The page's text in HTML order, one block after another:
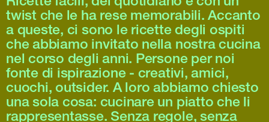
twist che le ha rese memorabili. Accanto
a queste, ci sono le ricette degli ospiti
che abbiamo invitato nella nostra cucina
nel corso degli anni. Persone per noi
fonte di ispirazione - creativi, amici,
cuochi, outsider. A loro abbiamo chiesto
una sola cosa: cucinare un piatto che li
rappresentasse. Senza regole, senza